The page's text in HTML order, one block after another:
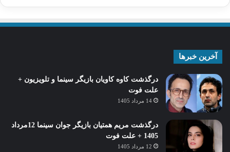
آخرین خبرها
درگذشت کاوه کاویان بازیگر سینما و تلویزیون +
علت فوت
14 مرداد 1405
درگذشت مریم همتیان بازیگر جوان سینما 12مرداد
1405 + علت فوت
12 مرداد 1405